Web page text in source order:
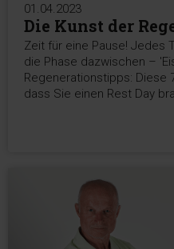
01.04.2023
Die Kunst der
Zeit für eine Pause! Jedes
die Phase dazwischen –
Regenerationstipps: Diese
dass Sie einen Rest Day